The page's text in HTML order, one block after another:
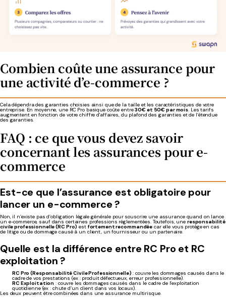
Combien coûte une assurance pour
une activité d’e-commerce ?
Cela dépendra des garanties choisies ainsi que de la taille et les caractéristiques de votre
entreprise. En moyenne, une RC Pro basique coûte entre30€ et 50€ par mois. Les tarifs
augmentent en fonction de votre chiffre d'affaires, du plafond des garanties et de l’étendue
des garanties.
FAQ : ce que vous devez savoir
concernant les assurances pour e-
commerce
Est-ce que l’assurance est obligatoire pour
lancer un e-commerce ?
Non, il n’existe pas d’obligation légale générale pour souscrire une assurance quand on lance
un e-commerce, sauf dans certaines professions réglementées. Toutefois, une responsabilité
civile professionnelle (RC Pro) est fortement recommandée car elle vous protège en cas
de litige ou de dommage causé à un client, un fournisseur ou un partenaire.
Quelle est la différence entre RC Pro et RC
exploitation ?
RC Pro (Responsabilité Civile Professionnelle) : couvre les dommages causés dans le
cadre de vos prestations (ex : produit défectueux, erreur professionnelle).
RC Exploitation : couvre les dommages causés dans le cadre de l’exploitation
quotidienne (ex : chute d’un client dans vos locaux).
Les deux peuvent être combinées dans une assurance multirisque.